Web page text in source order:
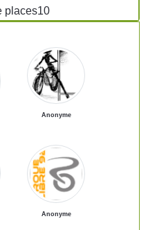
places10
Anonyme
Anonyme